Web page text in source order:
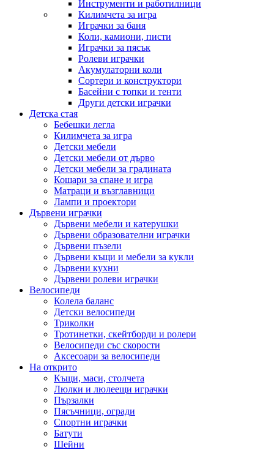
Инструменти и работилници
Килимчета за игра
Играчки за баня
Коли, камиони, писти
Играчки за пясък
Ролеви играчки
Акумулаторни коли
Сортери и конструктори
Басейни с топки и тенти
Други детски играчки
Детска стая
Бебешки легла
Килимчета за игра
Детски мебели
Детски мебели от дърво
Детски мебели за градината
Кошари за спане и игра
Матраци и възглавници
Лампи и проектори
Дървени играчки
Дървени мебели и катерушки
Дървени образователни играчки
Дървени пъзели
Дървени къщи и мебели за кукли
Дървени кухни
Дървени ролеви играчки
Велосипеди
Колела баланс
Детски велосипеди
Триколки
Тротинетки, скейтборди и ролери
Велосипеди със скорости
Аксесоари за велосипеди
На открито
Къщи, маси, столчета
Люлки и люлеещи играчки
Пързалки
Пясъчници, огради
Спортни играчки
Батути
Шейни